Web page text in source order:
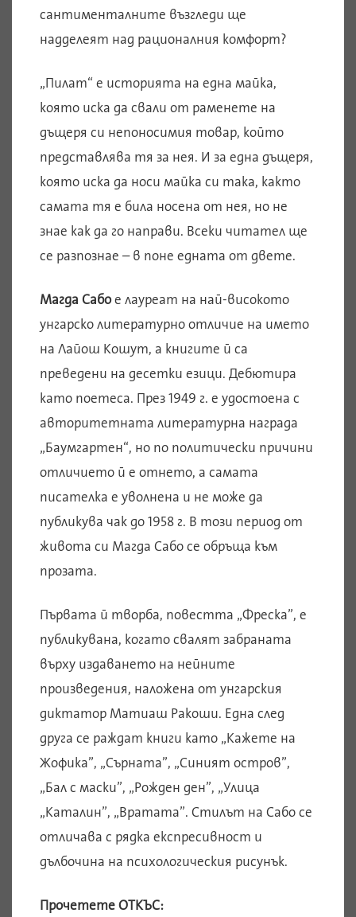
сантименталните възгледи ще
надделеят над рационалния комфорт?
„Пилат“ е историята на една майка,
която иска да свали от раменете на
дъщеря си непоносимия товар, който
представлява тя за нея. И за една дъщеря,
която иска да носи майка си така, както
самата тя е била носена от нея, но не
знае как да го направи. Всеки читател ще
се разпознае – в поне едната от двете.
Магда Сабое лауреат на най-високото
унгарско литературно отличие на името
на Лайош Кошут, а книгите й са
преведени на десетки езици. Дебютира
като поетеса. През 1949 г. е удостоена с
авторитетната литературна награда
„Баумгартен“, но по политически причини
отличието й е отнето, а самата
писателка е уволнена и не може да
публикува чак до 1958 г. В този период от
живота си Магда Сабо се обръща към
прозата.
Първата й творба, повестта „Фреска”, е
публикувана, когато свалят забраната
върху издаването на нейните
произведения, наложена от унгарския
диктатор Матиаш Ракоши. Една след
друга се раждат книги като „Кажете на
Жофика”, „Сърната”, „Синият остров”,
„Бал с маски”, „Рожден ден”, „Улица
„Каталин”, „Вратата”. Стилът на Сабо се
отличава с рядка експресивност и
дълбочина на психологическия рисунък.
Прочетете ОТКЪС: